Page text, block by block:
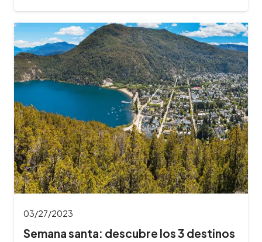
03/27/2023
Semana santa: descubre los 3 destinos